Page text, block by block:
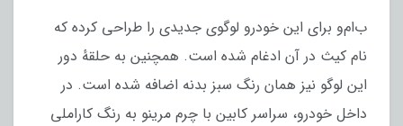
ب‌ام‌و برای این خودرو لوگوی جدیدی را طراحی کرده که
نام کیث در آن ادغام شده است. همچنین به حلقهٔ دور
این لوگو نیز همان رنگ سبز بدنه اضافه شده است. در
داخل خودرو، سراسر کابین با چرم مرینو به رنگ کاراملی